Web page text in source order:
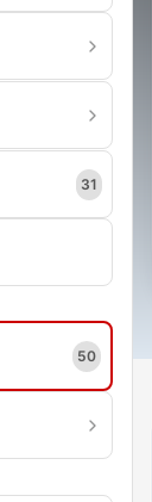
31
50